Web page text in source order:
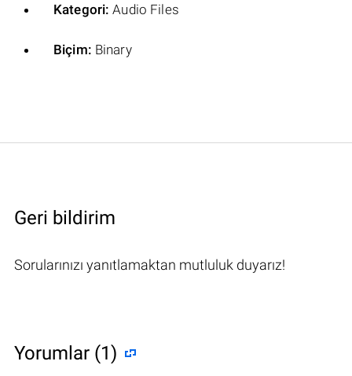
Kategori: Audio Files
Biçim: Binary
Geri bildirim
Sorularınızı yanıtlamaktan mutluluk duyarız!
Yorumlar (1)